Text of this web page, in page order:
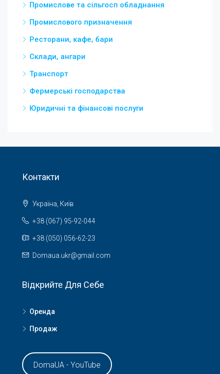
Промислове та сільгосп обладнання
Промислового призначення
Ресторани, кафе, бари
Склади, ангари
Транспорт
Фермерські господарства
Юридичні та фінансові послуги
Контакти
Україна, Київ
+38 (067) 95-92-044
+38 (050) 056-62-23
Domaua.ukr@gmail.com
Відкрийте Для Себе
Оренда
Продаж
DomaUA - YouTube